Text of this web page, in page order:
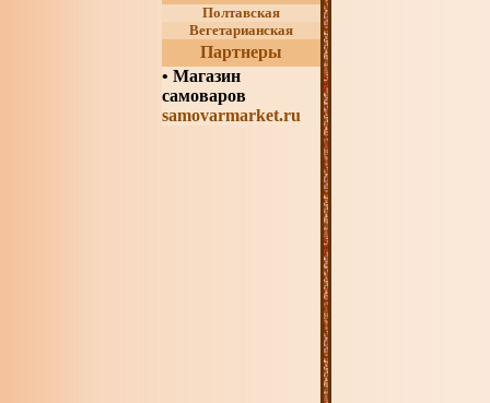
Полтавская
Вегетарианская
Партнеры
• Магазин
самоваров
samovarmarket.ru